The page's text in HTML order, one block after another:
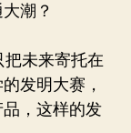
潮？
未来寄托在
发明大赛，
，这样的发